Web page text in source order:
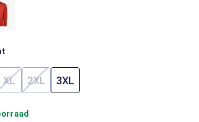
XL(Deze optie is momenteel niet beschikbaar.)
2XL(Deze optie is momenteel niet
3XL